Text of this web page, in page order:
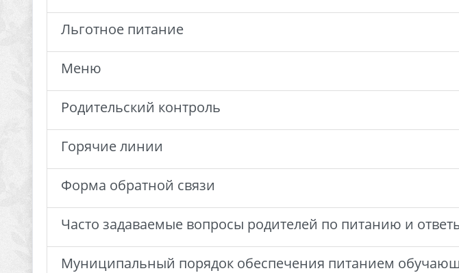
Льготное питание
Меню
Родительский контроль
Горячие линии
Форма обратной связи
Часто задаваемые вопросы родителей по питанию и
Муниципальный порядок обеспечения питанием